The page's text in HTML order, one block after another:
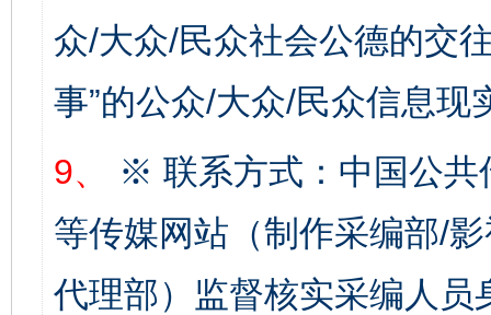
众/大众/民众社会公德的交
事”的公众/大众/民众信息现
9、
※ 联系方式：中国公共
等传媒网站（制作采编部/
代理部）监督核实采编人员